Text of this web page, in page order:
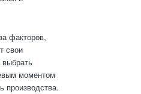
факторов,
свои
моментом
производства.